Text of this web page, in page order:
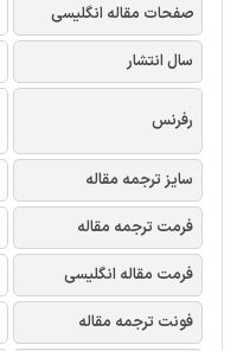
صفحات مقاله انگلیسی
سال انتشار
رفرنس
سایز ترجمه مقاله
فرمت ترجمه مقاله
فرمت مقاله انگلیسی
فونت ترجمه مقاله